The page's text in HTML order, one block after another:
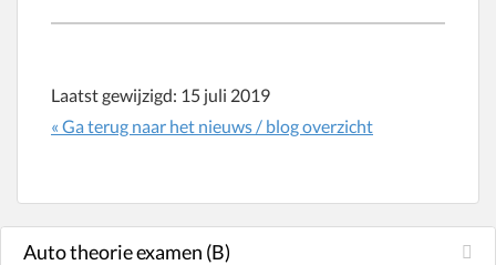
Laatst gewijzigd: 15 juli 2019
« Ga terug naar het nieuws / blog overzicht
Auto theorie examen (B)